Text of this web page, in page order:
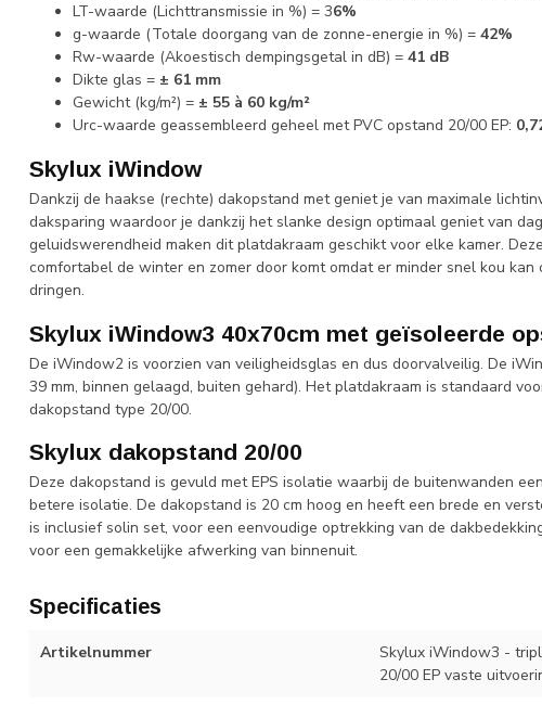
LT-waarde (Lichttransmissie in %) = 36%
g-waarde (Totale doorgang van de zonne-energie in %) = 42%
Rw-waarde (Akoestisch dempingsgetal in dB) = 41 dB
Dikte glas = ± 61 mm
Gewicht (kg/m²) = ± 55 à 60 kg/m²
Urc-waarde geassembleerd geheel met PVC opstand 20/00 EP:
Skylux iWindow
Dankzij de haakse (rechte) dakopstand met geniet je van maximale
daksparing waardoor je dankzij het slanke design optimaal geniet van
geluidswerendheid maken dit platdakraam geschikt voor elke kamer.
comfortabel de winter en zomer door komt omdat er minder snel kou
dringen.
Skylux iWindow3 40x70cm met geïsoleerde
De iWindow2 is voorzien van veiligheidsglas en dus doorvalveilig. De
39 mm, binnen gelaagd, buiten gehard). Het platdakraam is standaard
dakopstand type 20/00.
Skylux dakopstand 20/00
Deze dakopstand is gevuld met EPS isolatie waarbij de buitenwanden
betere isolatie. De dakopstand is 20 cm hoog en heeft een brede en
is inclusief solin set, voor een eenvoudige optrekking van de
voor een gemakkelijke afwerking van binnenuit.
Specificaties
Artikelnummer
Skylux iWindow3 -
20/00 EP vaste